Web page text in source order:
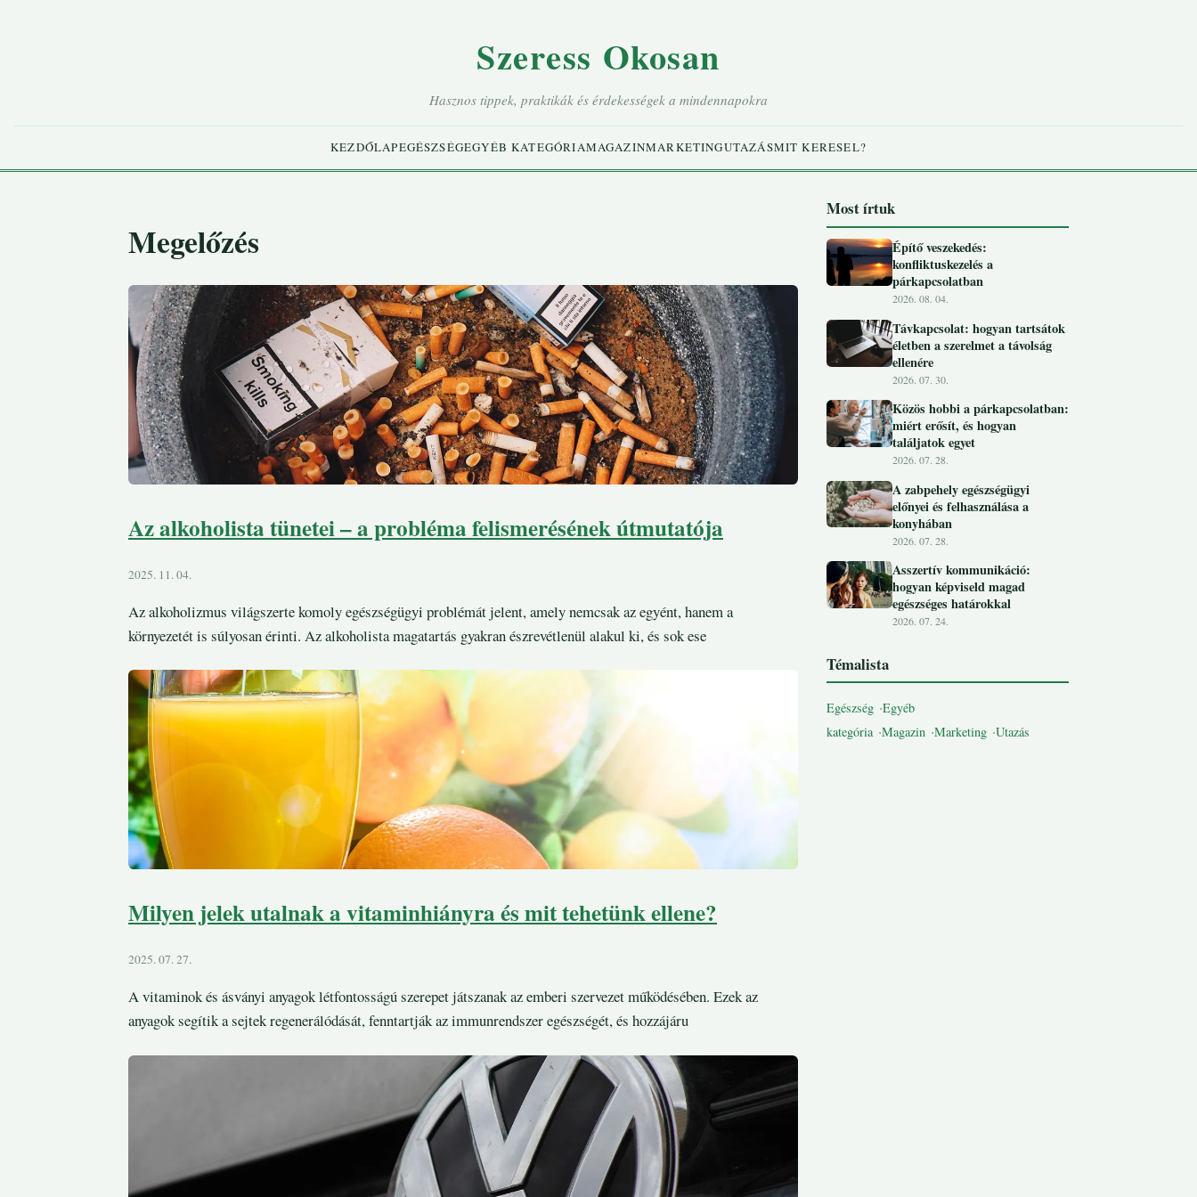
Szeress Okosan
Hasznos tippek, praktikák és érdekességek a mindennapokra
KEZDŐLAPEGÉSZSÉGEGYÉB KATEGÓRIAMAGAZINMARKETINGUTAZÁSMIT KERESEL?
Megelőzés
Az alkoholista tünetei – a probléma felismerésének útmutatója
2025. 11. 04.
Az alkoholizmus világszerte komoly egészségügyi problémát jelent, amely nemcsak az egyént, hanem a
környezetét is súlyosan érinti. Az alkoholista magatartás gyakran észrevétlenül alakul ki, és sok ese
Milyen jelek utalnak a vitaminhiányra és mit tehetünk ellene?
2025. 07. 27.
A vitaminok és ásványi anyagok létfontosságú szerepet játszanak az emberi szervezet működésében. Ezek az
anyagok segítik a sejtek regenerálódását, fenntartják az immunrendszer egészségét, és hozzájáru
Most írtuk
Építő veszekedés:
konfliktuskezelés a
párkapcsolatban
2026. 08. 04.
Távkapcsolat: hogyan tartsátok
életben a szerelmet a távolság
ellenére
2026. 07. 30.
Közös hobbi a párkapcsolatban:
miért erősít, és hogyan
találjatok egyet
2026. 07. 28.
A zabpehely egészségügyi
előnyei és felhasználása a
konyhában
2026. 07. 28.
Asszertív kommunikáció:
hogyan képviseld magad
egészséges határokkal
2026. 07. 24.
Témalista
Egészség Egyéb
kategória Magazin Marketing Utazás